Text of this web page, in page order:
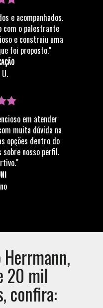
e acompanhados.
com o palestrante
e construiu uma
foi proposto."
em atender
muita dúvida na
opções dentro do
nosso perfil.
Herrmann,
20 mil
confira: